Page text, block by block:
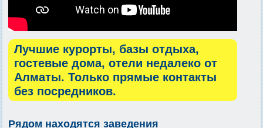
Лучшие курорты, базы отдыха,
гостевые дома, отели недалеко от
Алматы. Только прямые контакты
без посредников.
Рядом находятся заведения